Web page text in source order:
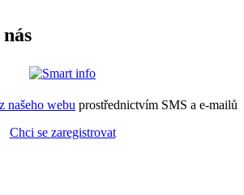
našeho webu prostřednictvím SMS a e-mailů
Chci se zaregistrovat